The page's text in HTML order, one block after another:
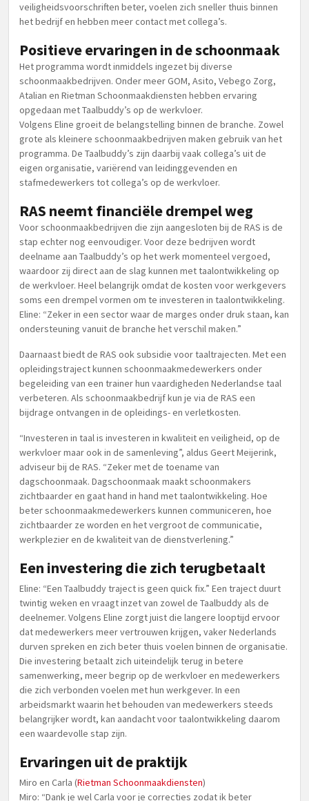
veiligheidsvoorschriften beter, voelen zich sneller thuis binnen
het bedrijf en hebben meer contact met collega’s.
Positieve ervaringen in de schoonmaak
Het programma wordt inmiddels ingezet bij diverse
schoonmaakbedrijven. Onder meer GOM, Asito, Vebego Zorg,
Atalian en Rietman Schoonmaakdiensten hebben ervaring
opgedaan met Taalbuddy’s op de werkvloer.
Volgens Eline groeit de belangstelling binnen de branche. Zowel
grote als kleinere schoonmaakbedrijven maken gebruik van het
programma. De Taalbuddy’s zijn daarbij vaak collega’s uit de
eigen organisatie, variërend van leidinggevenden en
stafmedewerkers tot collega’s op de werkvloer.
RAS neemt financiële drempel weg
Voor schoonmaakbedrijven die zijn aangesloten bij de RAS is de
stap echter nog eenvoudiger. Voor deze bedrijven wordt
deelname aan Taalbuddy’s op het werk momenteel vergoed,
waardoor zij direct aan de slag kunnen met taalontwikkeling op
de werkvloer. Heel belangrijk omdat de kosten voor werkgevers
soms een drempel vormen om te investeren in taalontwikkeling.
Eline: “Zeker in een sector waar de marges onder druk staan, kan
ondersteuning vanuit de branche het verschil maken.”
Daarnaast biedt de RAS ook subsidie voor taaltrajecten. Met een
opleidingstraject kunnen schoonmaakmedewerkers onder
begeleiding van een trainer hun vaardigheden Nederlandse taal
verbeteren. Als schoonmaakbedrijf kun je via de RAS een
bijdrage ontvangen in de opleidings- en verletkosten.
“Investeren in taal is investeren in kwaliteit en veiligheid, op de
werkvloer maar ook in de samenleving”, aldus Geert Meijerink,
adviseur bij de RAS. “Zeker met de toename van
dagschoonmaak. Dagschoonmaak maakt schoonmakers
zichtbaarder en gaat hand in hand met taalontwikkeling. Hoe
beter schoonmaakmedewerkers kunnen communiceren, hoe
zichtbaarder ze worden en het vergroot de communicatie,
werkplezier en de kwaliteit van de dienstverlening.”
Een investering die zich terugbetaalt
Eline: “Een Taalbuddy traject is geen quick fix.” Een traject duurt
twintig weken en vraagt inzet van zowel de Taalbuddy als de
deelnemer. Volgens Eline zorgt juist die langere looptijd ervoor
dat medewerkers meer vertrouwen krijgen, vaker Nederlands
durven spreken en zich beter thuis voelen binnen de organisatie.
Die investering betaalt zich uiteindelijk terug in betere
samenwerking, meer begrip op de werkvloer en medewerkers
die zich verbonden voelen met hun werkgever. In een
arbeidsmarkt waarin het behouden van medewerkers steeds
belangrijker wordt, kan aandacht voor taalontwikkeling daarom
een waardevolle stap zijn.
Ervaringen uit de praktijk
Miro en Carla (Rietman Schoonmaakdiensten)
Miro: “Dank je wel Carla voor je correcties zodat ik beter